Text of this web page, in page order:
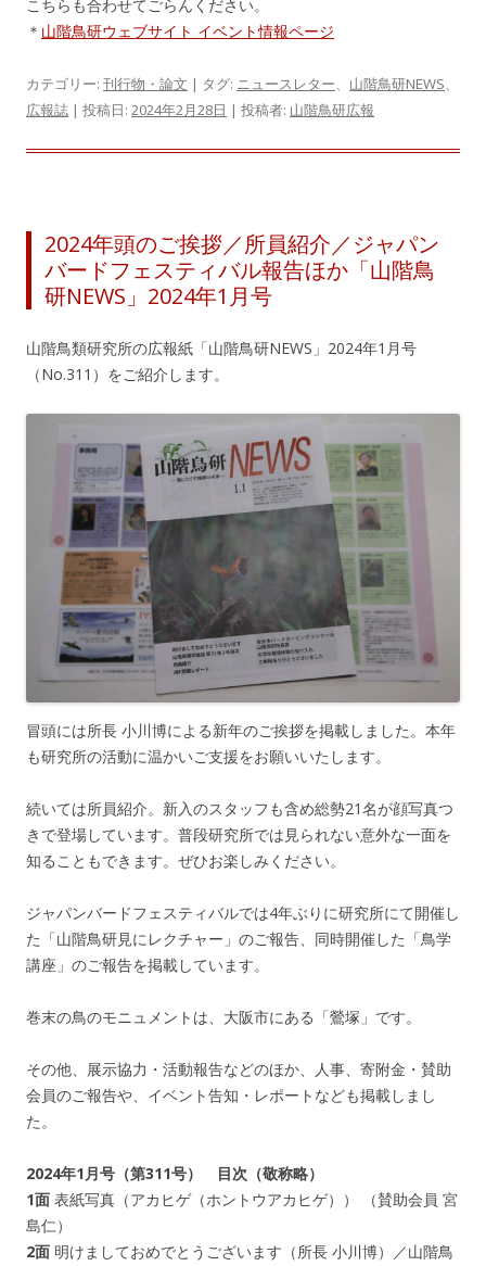
こちらも合わせてごらんください。
＊ 山階鳥研ウェブサイト イベント情報ページ
カテゴリー: 刊行物・論文 | タグ: ニュースレター、 山階鳥研NEWS、
広報誌 | 投稿日: 2024年2月28日 | 投稿者: 山階鳥研広報
2024年頭のご挨拶／所員紹介／ジャパン
バードフェスティバル報告ほか「山階鳥
研NEWS」2024年1月号
山階鳥類研究所の広報紙「山階鳥研NEWS」2024年1月号
（No.311）をご紹介します。
冒頭には所長 小川博による新年のご挨拶を掲載しました。本年
も研究所の活動に温かいご支援をお願いいたします。
続いては所員紹介。新入のスタッフも含め総勢21名が顔写真つ
きで登場しています。普段研究所では見られない意外な一面を
知ることもできます。ぜひお楽しみください。
ジャパンバードフェスティバルでは4年ぶりに研究所にて開催し
た「山階鳥研見にレクチャー」のご報告、同時開催した「鳥学
講座」のご報告を掲載しています。
巻末の鳥のモニュメントは、大阪市にある「鶯塚」です。
その他、展示協力・活動報告などのほか、人事、寄附金・賛助
会員のご報告や、イベント告知・レポートなども掲載しまし
た。
2024年1月号（第311号） 目次（敬称略）
1面 表紙写真（アカヒゲ（ホントウアカヒゲ）） （賛助会員 宮
島仁）
2面 明けましておめでとうございます（所長 小川博）／山階鳥